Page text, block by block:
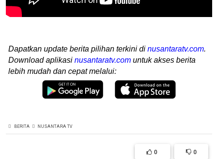
Dapatkan update berita pilihan terkini di nusantaratv.com.
Download aplikasi nusantaratv.com untuk akses berita
lebih mudah dan cepat melalui:
BERITA NUSANTARA TV
0 0